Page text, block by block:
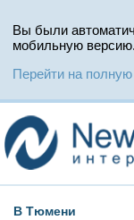
Вы были
мобильную версию.
Перейти на
В Тюмени